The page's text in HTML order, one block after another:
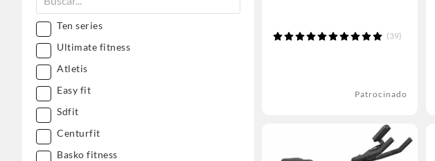
Ten series
Ultimate fitness
Atletis
Easy fit
Sdfit
Centurfit
Basko fitness
(39)
Patrocinado